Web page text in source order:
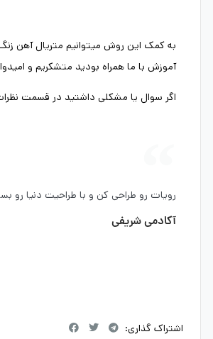
به کمک این روش میتوانیم متریال آهن زنگ
آموزش با ما همراه بودید متشکریم و
اگر سوال یا مشکلی داشتید در قسمت
رویات رو طراحی کن و با طراحیت دنیا رو
آکادمی شریفی
اشتراک گذاری: